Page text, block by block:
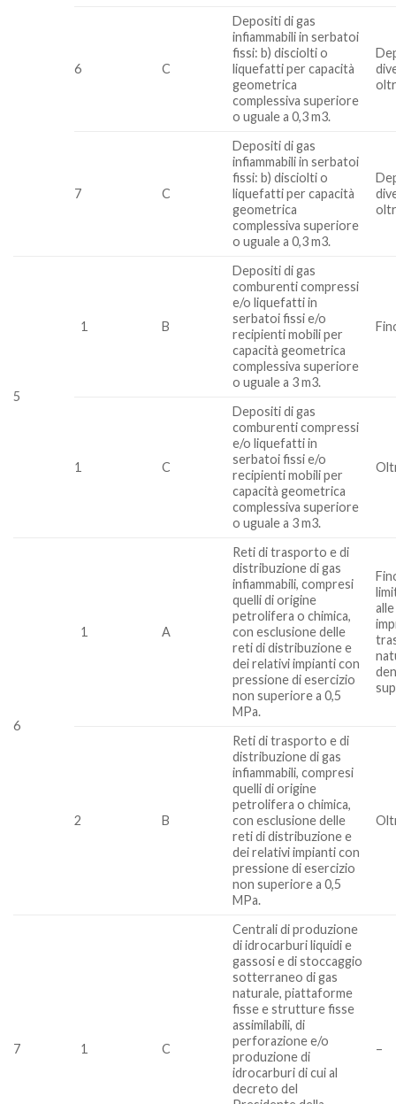
6 C
Depositi di gas
infiammabili in serbatoi
fissi: b) disciolti o
liquefatti per capacità
geometrica
complessiva superiore
o uguale a 0,3 m3.
7 C
Depositi di gas
infiammabili in serbatoi
fissi: b) disciolti o
liquefatti per capacità
geometrica
complessiva superiore
o uguale a 0,3 m3.
5
1 B
Depositi di gas
comburenti compressi
e/o liquefatti in
serbatoi fissi e/o
recipienti mobili per
capacità geometrica
complessiva superiore
o uguale a 3 m3.
1 C
Depositi di gas
comburenti compressi
e/o liquefatti in
serbatoi fissi e/o
recipienti mobili per
capacità geometrica
complessiva superiore
o uguale a 3 m3.
6
1 A
Reti di trasporto e di
distribuzione di gas
infiammabili, compresi
quelli di origine
petrolifera o chimica,
con esclusione delle
reti di distribuzione e
dei relativi impianti con
pressione di esercizio
non superiore a 0,5
MPa.
2 B
Reti di trasporto e di
distribuzione di gas
infiammabili, compresi
quelli di origine
petrolifera o chimica,
con esclusione delle
reti di distribuzione e
dei relativi impianti con
pressione di esercizio
non superiore a 0,5
MPa.
7 1 C
Centrali di produzione
di idrocarburi liquidi e
gassosi e di stoccaggio
sotterraneo di gas
naturale, piattaforme
fisse e strutture fisse
assimilabili, di
perforazione e/o
produzione di
idrocarburi di cui al
decreto del
–